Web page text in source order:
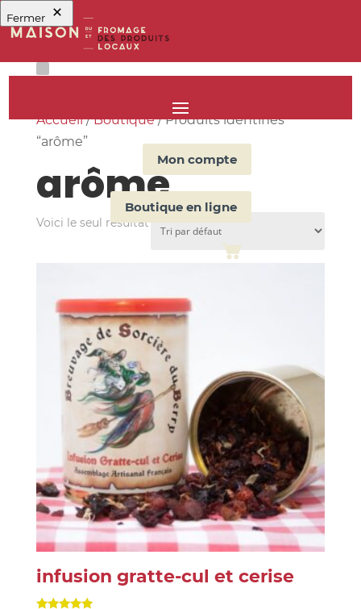
Mon compte
Boutique en ligne
Accueil/Boutique/ Produits identifiés
“arôme”
arôme
Voici le seul résultat
infusion gratte-cul et cerise
Fermer